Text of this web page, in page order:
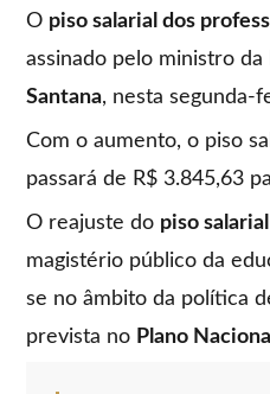
O piso salarial dos
assinado pelo ministro
Santana, nesta segunda-
Com o aumento, o piso
passará de R$ 3.845,63
O reajuste do piso salarial
magistério público da
se no âmbito da política
prevista no Plano